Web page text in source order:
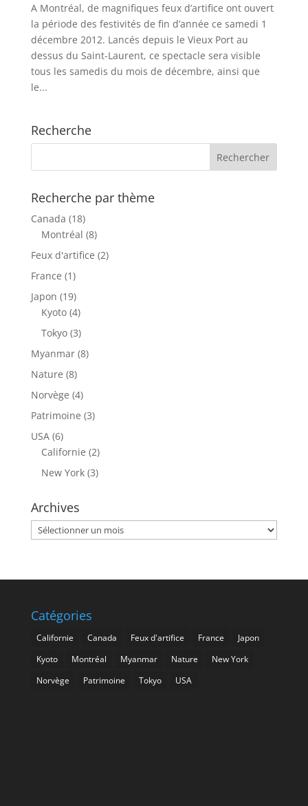
A Montréal, de magnifiques feux d’artifice ont ouvert
la période des festivités de fin d’année ce samedi 1
décembre 2012. Lancés depuis le Vieux Port au
dessus du Saint-Laurent, ce spectacle sera visible
tous les samedis du mois de décembre, ainsi que
le...
Recherche
Recherche par thème
Canada (18)
Montréal (8)
Feux d'artifice (2)
France (1)
Japon (19)
Kyoto(4)
Tokyo(3)
Myanmar(8)
Nature (8)
Norvège (4)
Patrimoine (3)
USA(6)
Californie (2)
New York(3)
Archives
Archives
Catégories
Californie Canada Feux d'artifice France
Japon
Kyoto
Montréal Myanmar Nature
New York
Norvège
Patrimoine Tokyo USA